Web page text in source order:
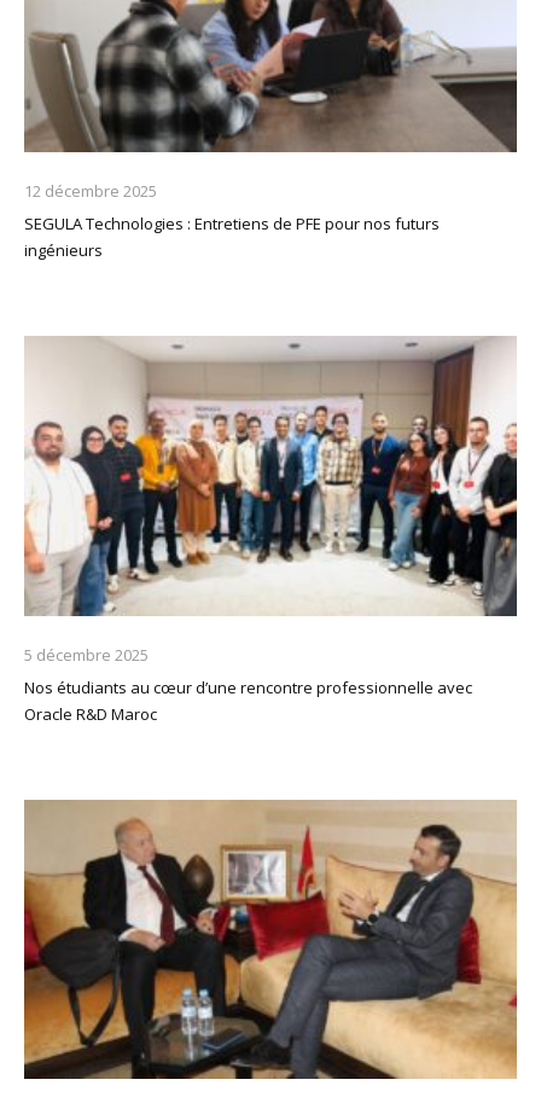
12 décembre 2025
SEGULA Technologies : Entretiens de PFE pour nos futurs
ingénieurs
5 décembre 2025
Nos étudiants au cœur d’une rencontre professionnelle avec
Oracle R&D Maroc